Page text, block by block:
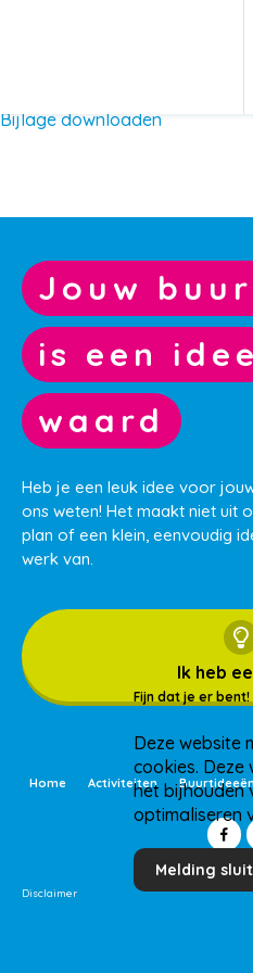
Bijlage downloaden
Jouw
is een idee
waard
Heb je een leuk idee voor
ons weten! Het maakt niet uit
plan of een klein, eenvoudig
werk van.
Ik heb
Home Activiteiten Buurtideeën
Disclaimer
Fijn dat je er bent!
Deze website
cookies.
het bijhouden
optimaliseren
Melding